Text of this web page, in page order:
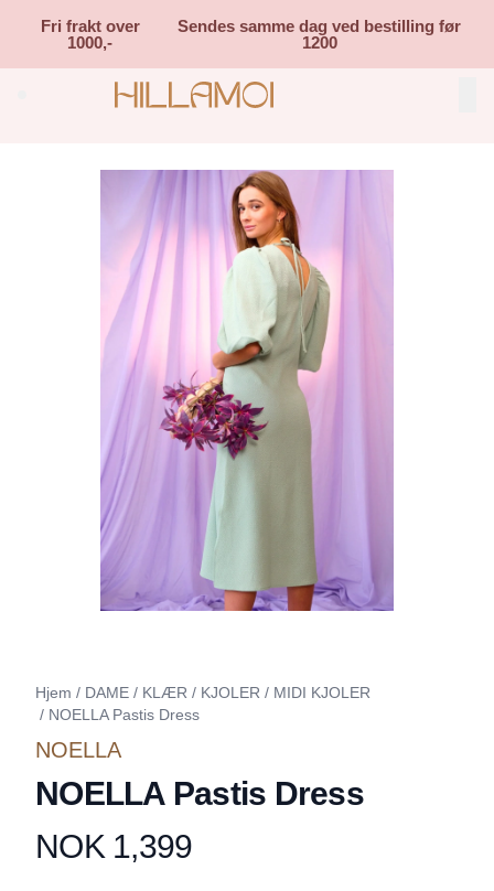
Fri frakt over
1000,-
Sendes samme dag ved bestilling før
1200
Search (⌘K)
Hjem / DAME / KLÆR / KJOLER / MIDI KJOLER
/ NOELLA Pastis Dress
NOELLA
NOELLA Pastis Dress
Produktdetaljer
NOK 1,399